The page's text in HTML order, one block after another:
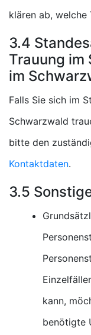
klären ab, welche
3.4
Trauung im
im
Falls Sie sich im
Schwarzwald
bitte den
Kontaktdaten.
3.5
kann,
benötigte